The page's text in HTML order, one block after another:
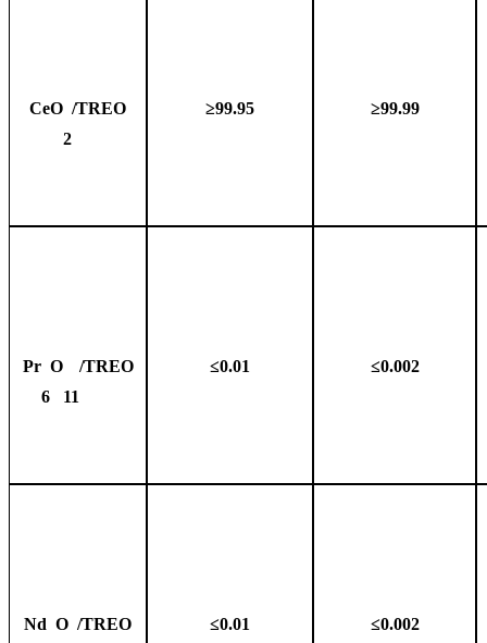
CeO
2
/TREO ≥99.95 ≥99.99
Pr
6
O
11
/TREO ≤0.01 ≤0.002
Nd O /TREO ≤0.01 ≤0.002